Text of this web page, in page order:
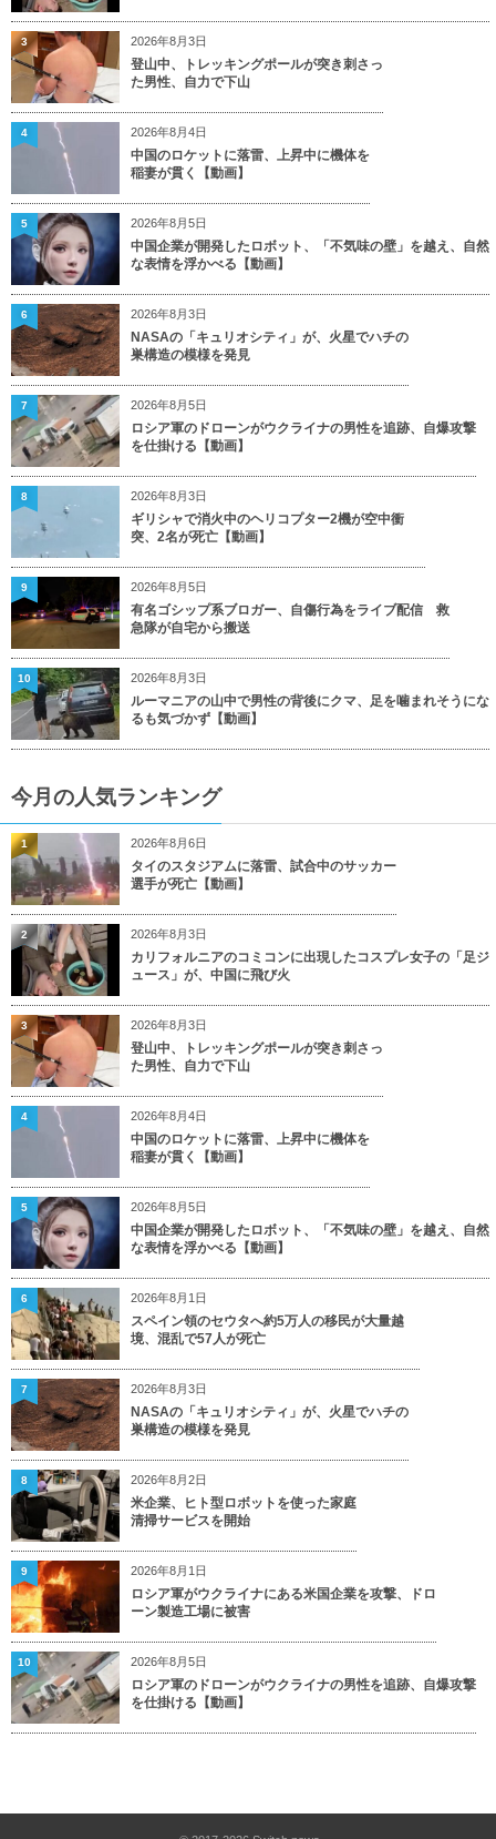
2026年8月3日
登山中、トレッキングポールが突き刺さっ
た男性、自力で下山
3
2026年8月4日
中国のロケットに落雷、上昇中に機体を
稲妻が貫く【動画】
4
2026年8月5日
中国企業が開発したロボット、「不気味の壁」を越え、自然
な表情を浮かべる【動画】
5
2026年8月3日
NASAの「キュリオシティ」が、火星でハチの
巣構造の模様を発見
6
2026年8月5日
ロシア軍のドローンがウクライナの男性を追跡、自爆攻撃
を仕掛ける【動画】
7
2026年8月3日
ギリシャで消火中のヘリコプター2機が空中衝
突、2名が死亡【動画】
8
2026年8月5日
有名ゴシップ系ブロガー、自傷行為をライブ配信 救
急隊が自宅から搬送
9
2026年8月3日
ルーマニアの山中で男性の背後にクマ、足を噛まれそうにな
るも気づかず【動画】
10
今月の人気ランキング
2026年8月6日
タイのスタジアムに落雷、試合中のサッカー
選手が死亡【動画】
1
2026年8月3日
カリフォルニアのコミコンに出現したコスプレ女子の「足ジ
ュース」が、中国に飛び火
2
2026年8月3日
登山中、トレッキングポールが突き刺さっ
た男性、自力で下山
3
2026年8月4日
中国のロケットに落雷、上昇中に機体を
稲妻が貫く【動画】
4
2026年8月5日
中国企業が開発したロボット、「不気味の壁」を越え、自然
な表情を浮かべる【動画】
5
2026年8月1日
スペイン領のセウタへ約5万人の移民が大量越
境、混乱で57人が死亡
6
2026年8月3日
NASAの「キュリオシティ」が、火星でハチの
巣構造の模様を発見
7
2026年8月2日
米企業、ヒト型ロボットを使った家庭
清掃サービスを開始
8
2026年8月1日
ロシア軍がウクライナにある米国企業を攻撃、ドロ
ーン製造工場に被害
9
2026年8月5日
ロシア軍のドローンがウクライナの男性を追跡、自爆攻撃
を仕掛ける【動画】
10